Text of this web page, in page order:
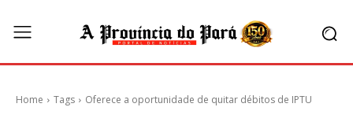
Home Tags Oferece a oportunidade de quitar débitos de IPTU